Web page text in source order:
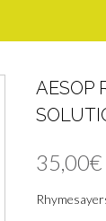
AESOP
35,00€